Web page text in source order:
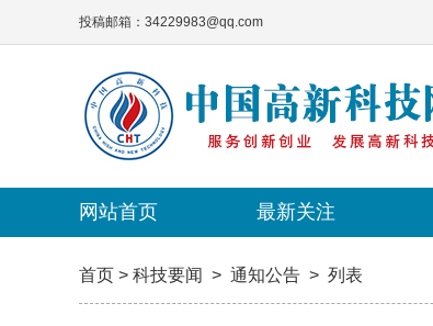
投稿邮箱：34229983@qq.com
网站首页
网站首页 最新关注
最新关注
首页 > 科技要闻 > 通知公告 > 列表